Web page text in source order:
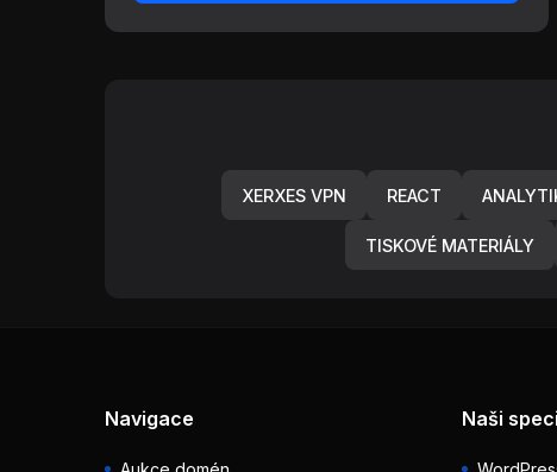
XERXES VPN REACT
TISKOVÉ MATERIÁLY
Navigace Naši